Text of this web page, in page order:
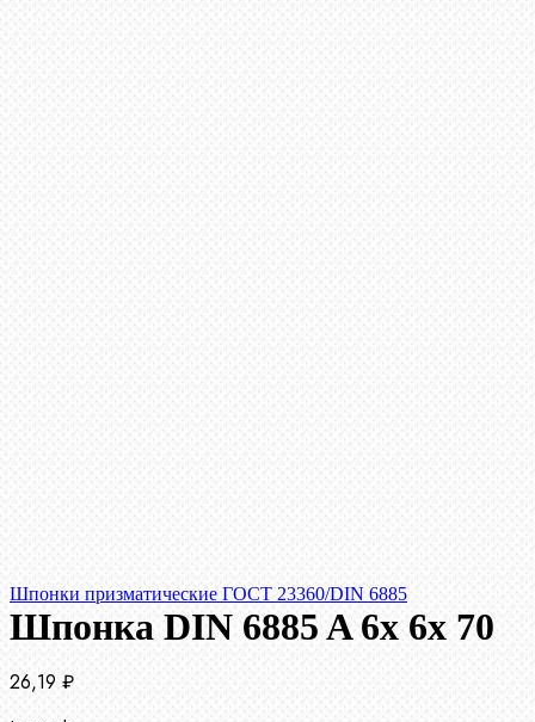
Шпонки призматические ГОСТ 23360/DIN 6885
Шпонка DIN 6885 A 6x 6x 70
26,19 ₽